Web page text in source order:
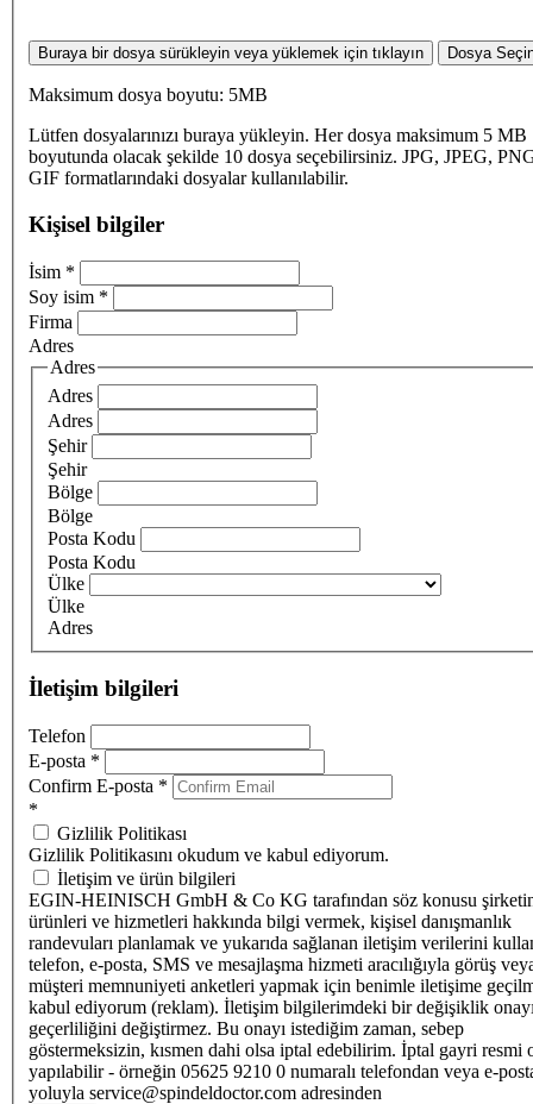
Buraya bir dosya sürükleyin veya yüklemek için tıklayın Dosya
Maksimum dosya boyutu: 5MB
Lütfen dosyalarınızı buraya yükleyin. Her dosya maksimum 5 MB
boyutunda olacak şekilde 10 dosya seçebilirsiniz. JPG, JPEG,
GIF formatlarındaki dosyalar kullanılabilir.
Kişisel bilgiler
İsim *
Soy isim *
Firma
Adres
Adres
Adres
Adres
Şehir
Şehir
Bölge
Bölge
Posta Kodu
Posta Kodu
Ülke
Ülke
Adres
İletişim bilgileri
Telefon
E-posta *
Confirm E-posta *
*
Gizlilik Politikası
Gizlilik Politikasını okudum ve kabul ediyorum.
İletişim ve ürün bilgileri
EGIN-HEINISCH GmbH & Co KG tarafından söz konusu
ürünleri ve hizmetleri hakkında bilgi vermek, kişisel danışmanlık
randevuları planlamak ve yukarıda sağlanan iletişim verilerini
telefon, e-posta, SMS ve mesajlaşma hizmeti aracılığıyla görüş
müşteri memnuniyeti anketleri yapmak için benimle iletişime
kabul ediyorum (reklam). İletişim bilgilerimdeki bir değişiklik
geçerliliğini değiştirmez. Bu onayı istediğim zaman, sebep
göstermeksizin, kısmen dahi olsa iptal edebilirim. İptal gayri resmi
yapılabilir - örneğin 05625 9210 0 numaralı telefondan veya e-
yoluyla service@spindeldoctor.com adresinden